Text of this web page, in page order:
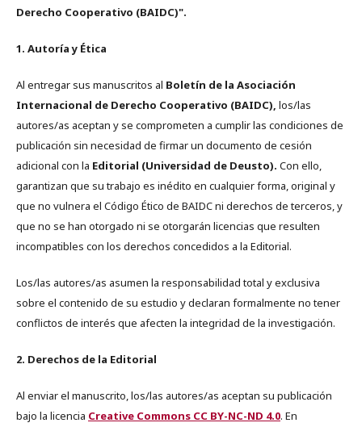
Derecho Cooperativo (BAIDC)".
1. Autoría y Ética
Al entregar sus manuscritos al Boletín de la Asociación
Internacional de Derecho Cooperativo (BAIDC), los/las
autores/as aceptan y se comprometen a cumplir las condiciones de
publicación sin necesidad de firmar un documento de cesión
adicional con la Editorial (Universidad de Deusto). Con ello,
garantizan que su trabajo es inédito en cualquier forma, original y
que no vulnera el Código Ético de BAIDC ni derechos de terceros, y
que no se han otorgado ni se otorgarán licencias que resulten
incompatibles con los derechos concedidos a la Editorial.
Los/las autores/as asumen la responsabilidad total y exclusiva
sobre el contenido de su estudio y declaran formalmente no tener
conflictos de interés que afecten la integridad de la investigación.
2. Derechos de la Editorial
Al enviar el manuscrito, los/las autores/as aceptan su publicación
bajo la licencia Creative Commons CC BY-NC-ND 4.0. En